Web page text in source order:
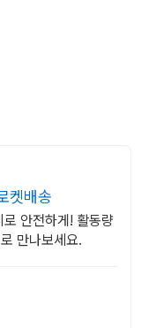
켓배송
안전하게! 활동량
만나보세요.